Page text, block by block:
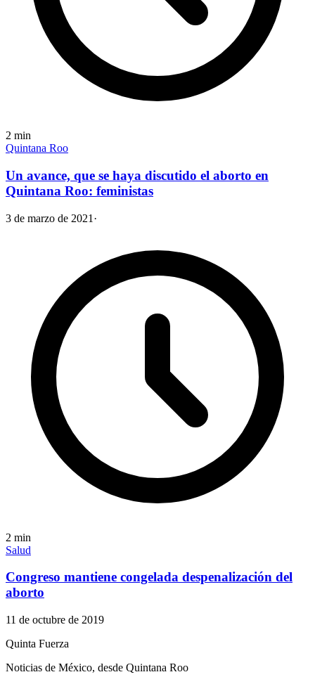
2 min
Quintana Roo
Un avance, que se haya discutido el aborto en
Quintana Roo: feministas
3 de marzo de 2021 ·
2 min
Salud
Congreso mantiene congelada despenalización del
aborto
11 de octubre de 2019
Quinta Fuerza
Noticias de México, desde Quintana Roo